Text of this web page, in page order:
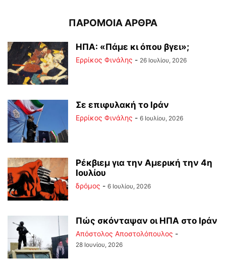
ΠΑΡΟΜΟΙΑ ΑΡΘΡΑ
ΗΠΑ: «Πάμε κι όπου βγει»;
Ερρίκος Φινάλης - 26 Ιουλίου, 2026
Σε επιφυλακή το Ιράν
Ερρίκος Φινάλης - 6 Ιουλίου, 2026
Ρέκβιεμ για την Αμερική την 4η
Ιουλίου
δρόμος - 6 Ιουλίου, 2026
Πώς σκόνταψαν οι ΗΠΑ στο Ιράν
Απόστολος Αποστολόπουλος -
28 Ιουνίου, 2026